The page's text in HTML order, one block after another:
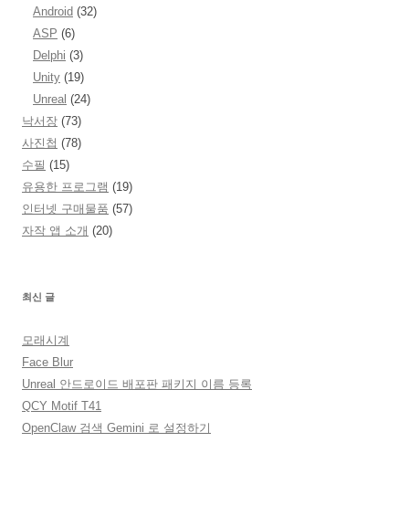
Android (32)
ASP (6)
Delphi (3)
Unity (19)
Unreal (24)
낙서장 (73)
사진첩 (78)
수필 (15)
유용한 프로그램 (19)
인터넷 구매물품 (57)
자작 앱 소개 (20)
최신 글
모래시계
Face Blur
Unreal 안드로이드 배포판 패키지 이름 등록
QCY Motif T41
OpenClaw 검색 Gemini 로 설정하기